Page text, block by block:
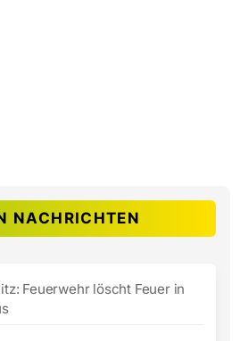
NACHRICHTEN
Feuerwehr löscht Feuer in